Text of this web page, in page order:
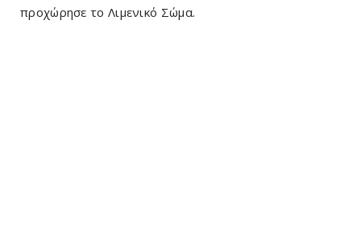
προχώρησε το Λιμενικό Σώμα.